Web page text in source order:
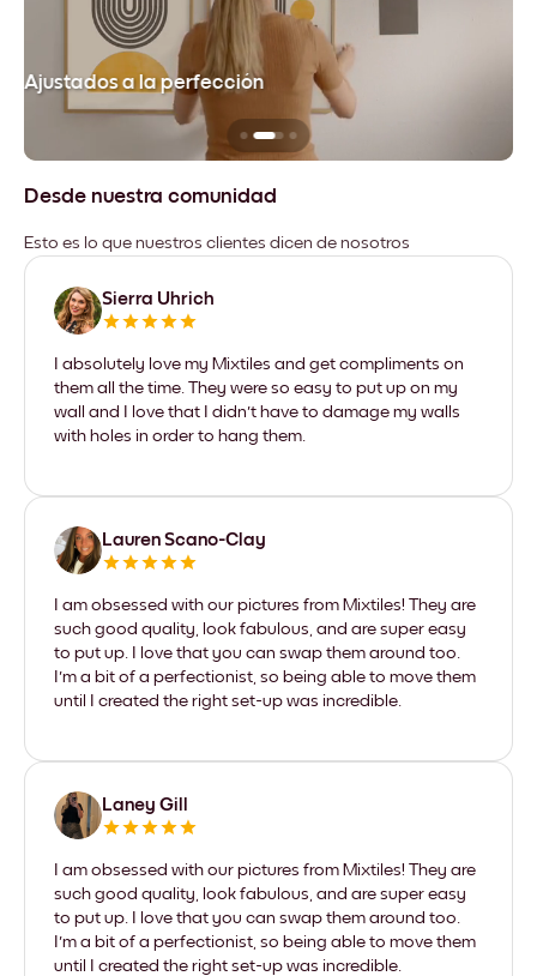
Ajustados a la perfección
Desde nuestra comunidad
Esto es lo que nuestros clientes dicen de nosotros
Sierra Uhrich
I absolutely love my Mixtiles and get compliments on
them all the time. They were so easy to put up on my
wall and I love that I didn't have to damage my walls
with holes in order to hang them.
Lauren Scano-Clay
I am obsessed with our pictures from Mixtiles! They are
such good quality, look fabulous, and are super easy
to put up. I love that you can swap them around too.
I'm a bit of a perfectionist, so being able to move them
until I created the right set-up was incredible.
Laney Gill
I am obsessed with our pictures from Mixtiles! They are
such good quality, look fabulous, and are super easy
to put up. I love that you can swap them around too.
I'm a bit of a perfectionist, so being able to move them
until I created the right set-up was incredible.